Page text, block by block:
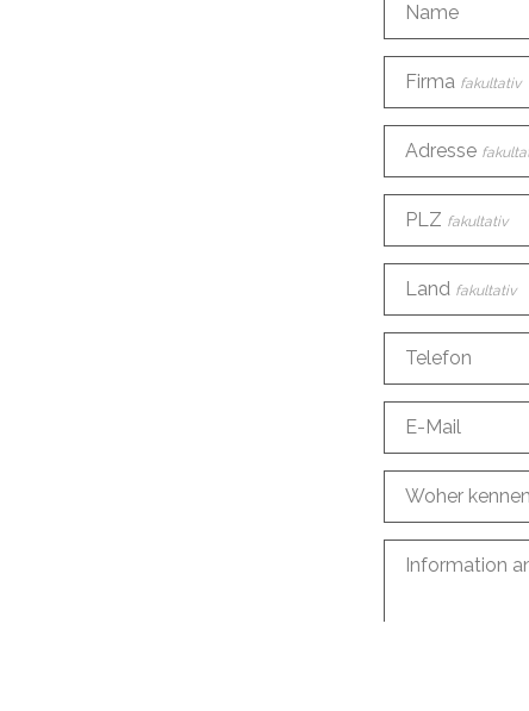
Name
Firma fakultativ
Adresse
PLZ fakultativ
Land fakultativ
Telefon
E-Mail
Woher
Information